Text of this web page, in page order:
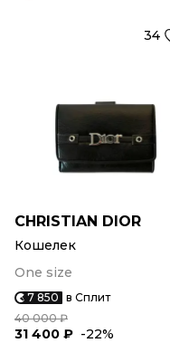
34
CHRISTIAN DIOR
Кошелек
One size
7 850 в Сплит
40 000 ₽
31 400 ₽ -22%